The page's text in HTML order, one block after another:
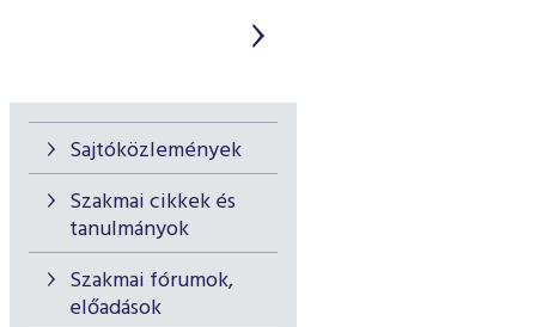
Sajtóközlemények
Szakmai cikkek és
tanulmányok
Szakmai fórumok,
előadások